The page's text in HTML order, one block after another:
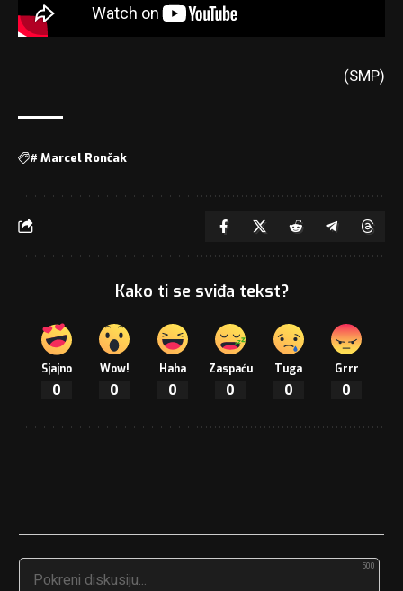
(SMP)
# Marcel Rončak
Kako ti se sviđa tekst?
Sjajno
0
Wow!
0
Haha
0
Zaspaću
0
Tuga
0
Grrr
0
500